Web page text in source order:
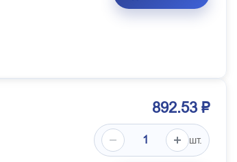
892.53 ₽
шт.